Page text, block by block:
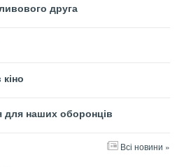
друга
для наших оборонців
Всі новини »